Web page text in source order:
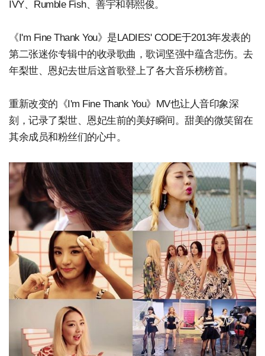
IVY、Rumble Fish、善宇和韩熙俊。
《I'm Fine Thank You》是LADIES' CODE于2013年发表的
第二张迷你专辑中的收录歌曲，歌词坚强中蕴含悲伤。去
年梨世、恩妃去世后这首歌登上了各大音乐榜榜首。
重新改变的《I'm Fine Thank You》MV也让人音印象深
刻，记录了梨世、恩妃生前的美好瞬间。甜美的微笑留在
其余成员和粉丝们的心中。